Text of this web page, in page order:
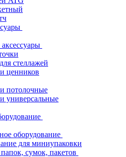
стеллажей
ценников
потолочные
универсальные
оборудование
для миниупаковки
сумок, пакетов